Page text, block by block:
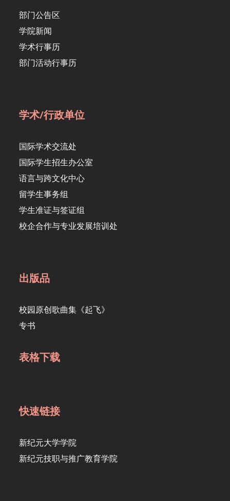
部门公告区
学院新闻
学术行事历
部门活动行事历
学术/行政单位
国际学术交流处
国际学生招生办公室
语言与跨文化中心
留学生事务组
学生准证与签证组
校企合作与专业发展培训处
出版品
校园原创歌曲集《起飞》
专书
表格下载
快速链接
新纪元大学学院
新纪元技职与推广教育学院